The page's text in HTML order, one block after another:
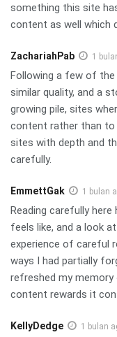
something this site
content as well which
ZachariahPab 1
Following a few of
similar quality, and a
growing pile, sites
content rather than to
sites with depth and
carefully.
EmmettGak 1 bulan
Reading carefully
feels like, and a look at
experience of careful
ways I had partially
refreshed my
content rewards it
KellyDedge 1 bulan